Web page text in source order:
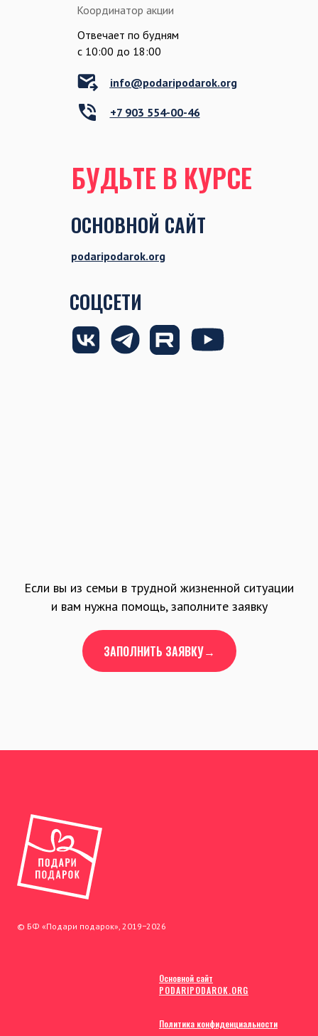
Отвечает по будням
c 10:00 до 18:00
Координатор акции
БУДЬТЕ В КУРСЕ
info@podaripodarok.org
+7 903 554-00-46
podaripodarok.org
ОСНОВНОЙ САЙТ
СОЦСЕТИ
Если вы из семьи в трудной жизненной ситуации
и вам нужна помощь, заполните заявку
ЗАПОЛНИТЬ ЗАЯВКУ→
© БФ «Подари подарок», 2019−2026
Основной сайт
PODARIPODAROK.ORG
Политика конфиденциальности